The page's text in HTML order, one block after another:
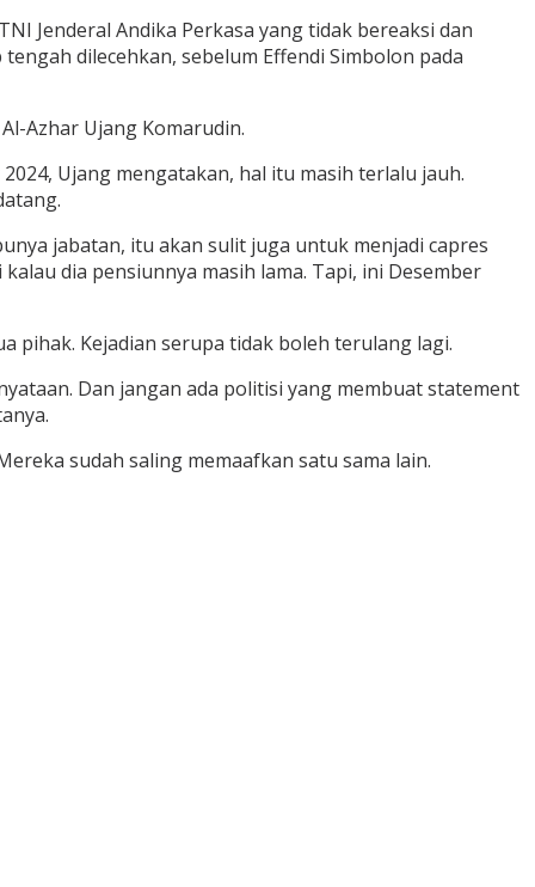
Jenderal Andika Perkasa yang tidak bereaksi dan
dilecehkan, sebelum Effendi Simbolon pada
Azhar Ujang Komarudin.
Ujang mengatakan, hal itu masih terlalu jauh.
jabatan, itu akan sulit juga untuk menjadi capres
dia pensiunnya masih lama. Tapi, ini Desember
pihak. Kejadian serupa tidak boleh terulang lagi.
Dan jangan ada politisi yang membuat statement
sudah saling memaafkan satu sama lain.